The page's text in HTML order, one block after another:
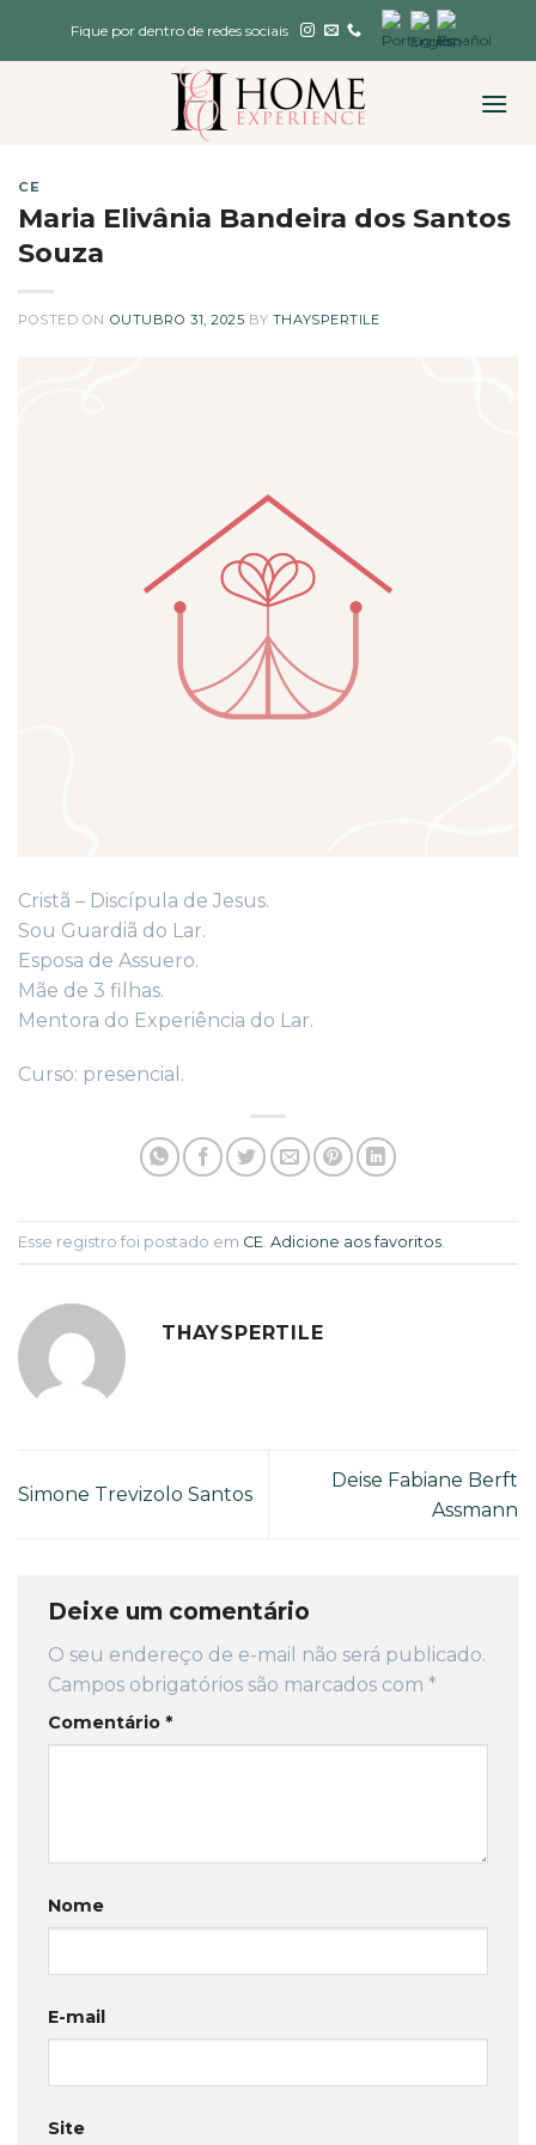
Fique por dentro de redes sociais
CE
Maria Elivânia Bandeira dos Santos
Souza
POSTED ON OUTUBRO 31, 2025 BY THAYSPERTILE
Cristã – Discípula de Jesus.
Sou Guardiã do Lar.
Esposa de Assuero.
Mãe de 3 filhas.
Mentora do Experiência do Lar.
Curso: presencial.
Esse registro foi postado em CE Adicione aos favoritos
THAYSPERTILE
Simone Trevizolo Santos
Deise Fabiane Berft
Assmann
Deixe um comentário
O seu endereço de e-mail não será publicado.
Campos obrigatórios são marcados com *
Comentário *
Nome
E-mail
Site